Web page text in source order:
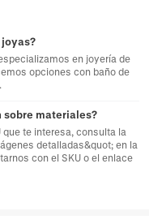
joyas?
en joyería de
opciones con baño de
sobre materiales?
te interesa, consulta la
detalladas&quot; en la
con el SKU o el enlace